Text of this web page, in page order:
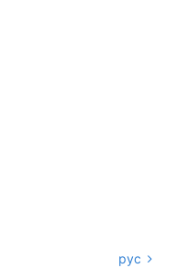
рус